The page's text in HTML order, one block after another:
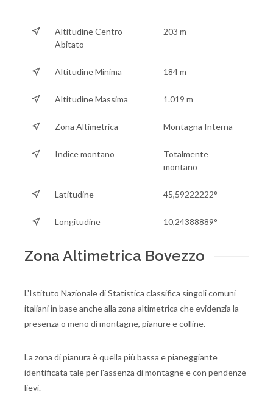
Altitudine Centro
Abitato
203 m
Altitudine Minima 184 m
Altitudine Massima 1.019 m
Zona Altimetrica Montagna Interna
Indice montano
Totalmente
montano
Latitudine 45,59222222°
Longitudine 10,24388889°
Zona Altimetrica Bovezzo
L'Istituto Nazionale di Statistica classifica singoli comuni
italiani in base anche alla zona altimetrica che evidenzia la
presenza o meno di montagne, pianure e colline.
La zona di pianura è quella più bassa e pianeggiante
identificata tale per l'assenza di montagne e con pendenze
lievi.